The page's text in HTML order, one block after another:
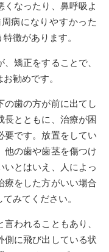
なったり、鼻呼吸よ
病になりやすかった
徴があります。
矯正をすることで、
勧めです。
の歯の方が前に出てし
長とともに、治療が困
要です。放置をしてい
他の歯や歯茎を傷つけ
いとはいえ、人によっ
療をした方がいい場合
みてください。
われることもあり、
側に飛び出している状